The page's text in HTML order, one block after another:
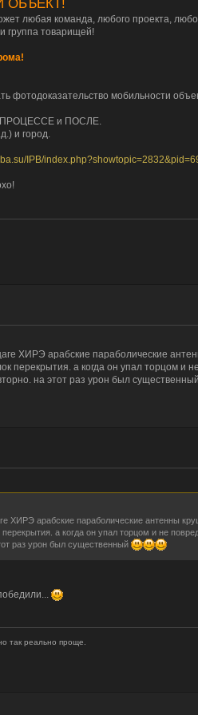
ОБЪЕКТ!
любая команда, любого проекта,
группа товарищей!
фотодоказательство мобильности
ПРОЦЕССЕ и ПОСЛЕ.
и город.
IPB/
ХИРЭ арабские параболические
перекрытия. а когда он упал торцом и
на этот раз урон был существенный
ХИРЭ арабские параболические антенны
а когда он упал торцом и не
раз урон был существенный
так реально проще.